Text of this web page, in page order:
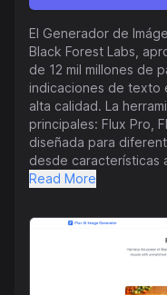
El Generador de
Black Forest Labs,
de 12 mil millones de
indicaciones de texto
alta calidad. La
principales: Flux Pro,
diseñada para
desde características
API hasta versiones
creativas versátiles,
diseños de juegos,
la experiencia del
permite ajustes de
Read More